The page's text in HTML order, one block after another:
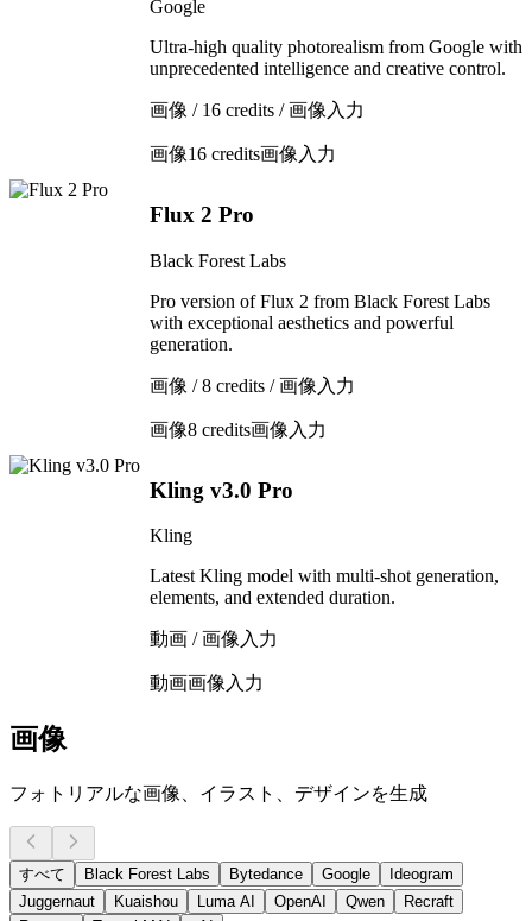
Google
Ultra-high quality photorealism from Google with
unprecedented intelligence and creative control.
画像 / 16 credits / 画像入力
画像16 credits画像入力
Flux 2 Pro
Black Forest Labs
Pro version of Flux 2 from Black Forest Labs
with exceptional aesthetics and powerful
generation.
画像 / 8 credits / 画像入力
画像8 credits画像入力
Kling v3.0 Pro
Kling
Latest Kling model with multi-shot generation,
elements, and extended duration.
動画 / 画像入力
動画画像入力
画像
フォトリアルな画像、イラスト、デザインを生成
すべて Black Forest Labs Bytedance Google
Ideogram
Juggernaut
Kuaishou Luma AI OpenAI Qwen
Recraft